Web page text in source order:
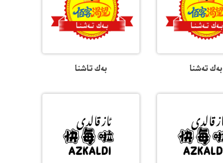
بەك تەشنا بەك تاشنا